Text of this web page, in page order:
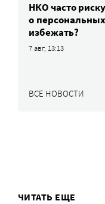
НКО часто
о
избежать?
7 авг, 13:13
ВСЕ НОВОСТИ
ЧИТАТЬ ЕЩЕ